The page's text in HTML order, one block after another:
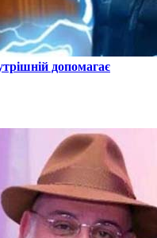
допомагає